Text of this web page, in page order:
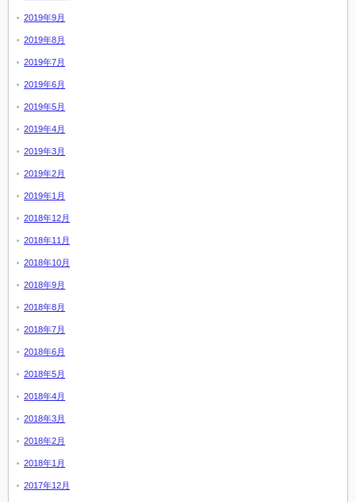
2019年9月
2019年8月
2019年7月
2019年6月
2019年5月
2019年4月
2019年3月
2019年2月
2019年1月
2018年12月
2018年11月
2018年10月
2018年9月
2018年8月
2018年7月
2018年6月
2018年5月
2018年4月
2018年3月
2018年2月
2018年1月
2017年12月